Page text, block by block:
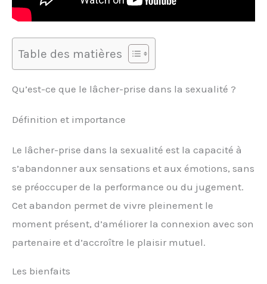
Table des matières
Qu’est-ce que le lâcher-prise dans la sexualité ?
Définition et importance
Le lâcher-prise dans la sexualité est la capacité à
s’abandonner aux sensations et aux émotions, sans
se préoccuper de la performance ou du jugement.
Cet abandon permet de vivre pleinement le
moment présent, d’améliorer la connexion avec son
partenaire et d’accroître le plaisir mutuel.
Les bienfaits